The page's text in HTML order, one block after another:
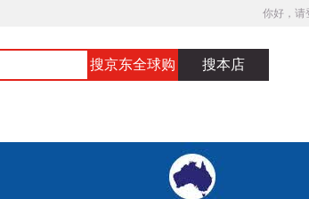
你好，请
搜京东全球购 搜本店